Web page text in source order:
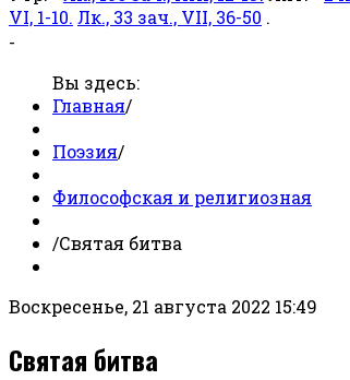
VI, 1-10. Лк., 33 зач., VII, 36-50 .
-
Вы здесь:
Главная/
Поэзия/
Философская и религиозная
/Святая битва
Воскресенье, 21 августа 2022 15:49
Святая битва